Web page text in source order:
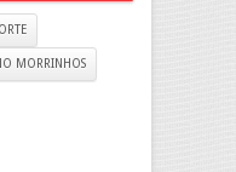
MORRINHOS